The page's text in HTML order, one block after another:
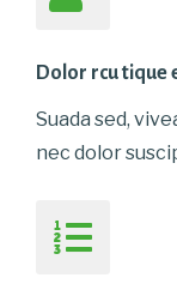
Dolor rcu tique
Suada sed,
nec dolor